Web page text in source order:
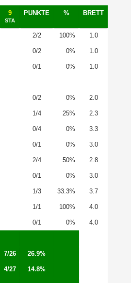
9
STA
PUNKTE % BRETT
2/2 100% 1.0
0/2 0% 1.0
0/1 0% 1.0
0/2 0% 2.0
1/4 25% 2.3
0/4 0% 3.3
0/1 0% 3.0
2/4 50% 2.8
0/1 0% 3.0
1/3 33.3% 3.7
1/1 100% 4.0
0/1 0% 4.0
7/26 26.9%
4/27 14.8%